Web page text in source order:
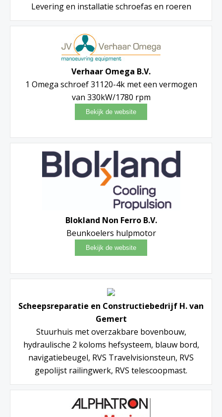
Levering en installatie schroefas en roeren
Verhaar Omega B.V.
1 Omega schroef 31120-4k met een vermogen
van 330kW/1780 rpm
Blokland Non Ferro B.V.
Beunkoelers hulpmotor
Scheepsreparatie en Constructiebedrijf H. van
Gemert
Stuurhuis met overzakbare bovenbouw,
hydraulische 2 koloms hefsysteem, blauw bord,
navigatiebeugel, RVS Travelvisionsteun, RVS
gepolijst railingwerk, RVS telescoopmast.